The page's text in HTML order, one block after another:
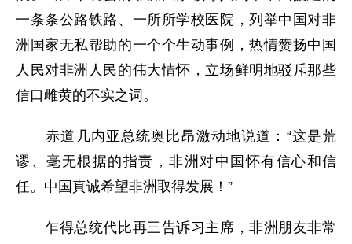
一条条公路铁路、一所所学校医院，列举中国对非
洲国家无私帮助的一个个生动事例，热情赞扬中国
人民对非洲人民的伟大情怀，立场鲜明地驳斥那些
信口雌黄的不实之词。
赤道几内亚总统奥比昂激动地说道：“这是荒
谬、毫无根据的指责，非洲对中国怀有信心和信
任。中国真诚希望非洲取得发展！”
乍得总统代比再三告诉习主席，非洲朋友非常